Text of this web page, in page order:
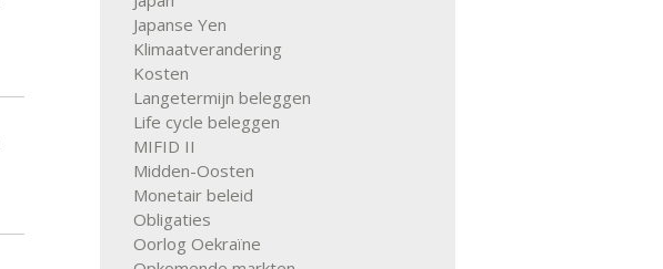
Japanse Yen
Klimaatverandering
Kosten
Langetermijn beleggen
Life cycle beleggen
MIFID II
Midden-Oosten
Monetair beleid
Obligaties
Oorlog Oekraïne